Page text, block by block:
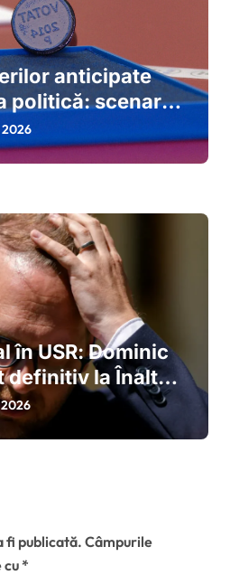
anticipate
politică: scenariul
prin dizolvarea
prinde contur
2026
în USR: Dominic
definitiv la Înalta
cu ANI, este
și își
2026
fi publicată. Câmpurile
cu*